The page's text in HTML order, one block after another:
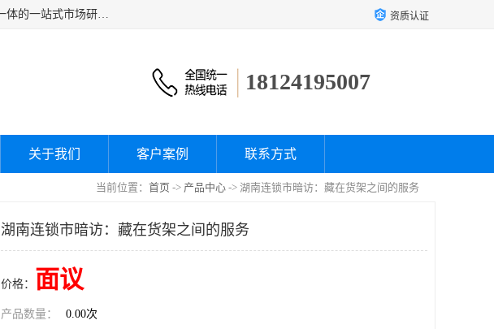
湖南群狼市场调研服务有限公司是一家集问卷设计、市场调查执行、数据统计分析、报告撰写、研究咨询为一体的一站式市场研究服务机构，主要服务：市场调研、三方评估、满意度研究、快消研究、地产物业调查、品牌研究、神秘顾客调查、行业研究、产品研究、公共事务专项调查等。 资质认证
18124195007
关于我们 客户案例 联系方式
当前位置： 首页 -> 产品中心 -> 湖南连锁市暗访：藏在货架之间的服务
湖南连锁市暗访：藏在货架之间的服务
价格： 面议
产品数量： 0.00次